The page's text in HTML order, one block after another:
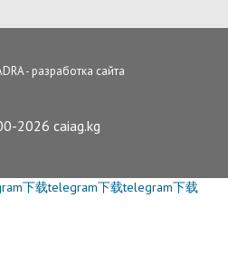
- разработка сайта
2026 caiag.kg
下载telegram下载telegram下载